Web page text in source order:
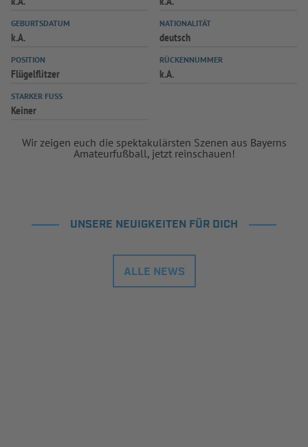
SPIELPLUS
GEBURTSDATUM
k.A.
NATIONALITÄT
deutsch
POSITION
Flügelflitzer
RÜCKENNUMMER
k.A.
STARKER FUSS
Keiner
Wir zeigen euch die spektakulärsten Szenen aus Bayerns
Amateurfußball, jetzt reinschauen!
UNSERE NEUIGKEITEN FÜR DICH
ALLE NEWS